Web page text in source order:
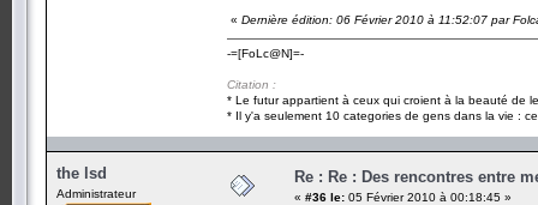
« Dernière édition: 06 Février 2010 à 11:52:07 par
-=[FoLc@N]=-
Citation :
* Le futur appartient à ceux qui croient à la beauté de
* Il y'a seulement 10 categories de gens dans la vie :
the lsd
Administrateur
Re : Re : Des rencontres entre
« #36 le: 05 Février 2010 à 00:18:45 »